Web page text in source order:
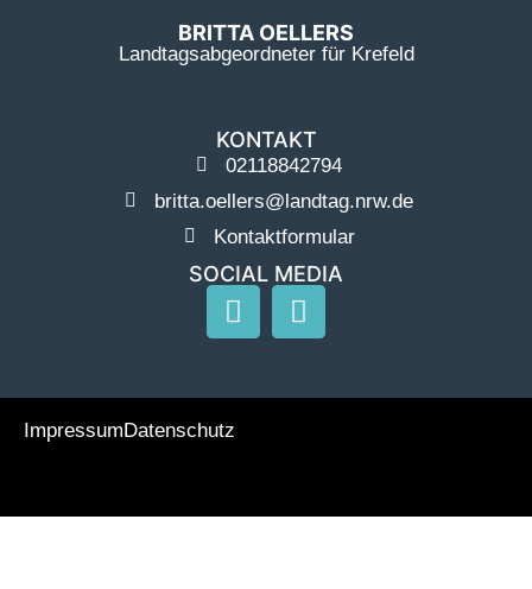
BRITTA OELLERS
Landtagsabgeordneter für Krefeld
KONTAKT
02118842794
britta.oellers@landtag.nrw.de
Kontaktformular
SOCIAL MEDIA
ImpressumDatenschutz